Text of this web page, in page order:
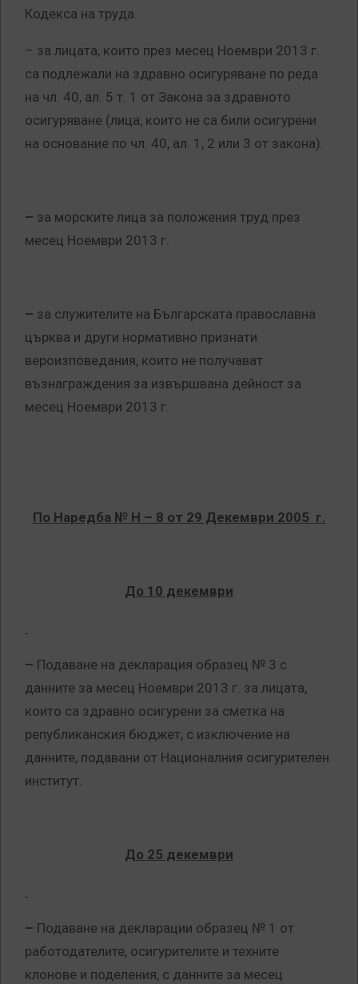
Кодекса на труда.
– за лицата, които през месец Ноември 2013 г.
са подлежали на здравно осигуряване по реда
на чл. 40, ал. 5 т. 1 от Закона за здравното
осигуряване (лица, които не са били осигурени
на основание по чл. 40, ал. 1, 2 или 3 от закона).
– за морските лица за положения труд през
месец Ноември 2013 г.
– за служителите на Българската православна
църква и други нормативно признати
вероизповедания, които не получават
възнаграждения за извършвана дейност за
месец Ноември 2013 г.
По Наредба № Н – 8 от 29 Декември 2005 г.
До 10 декември
– Подаване на декларация образец № 3 с
данните за месец Ноември 2013 г. за лицата,
които са здравно осигурени за сметка на
републиканския бюджет, с изключение на
данните, подавани от Националния осигурителен
институт.
До 25 декември
– Подаване на декларации образец № 1 от
работодателите, осигурителите и техните
клонове и поделения, с данните за месец